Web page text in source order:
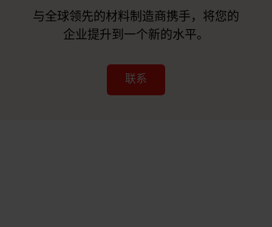
与全球领先的材料制造商携手，将您的
企业提升到一个新的水平。
联系